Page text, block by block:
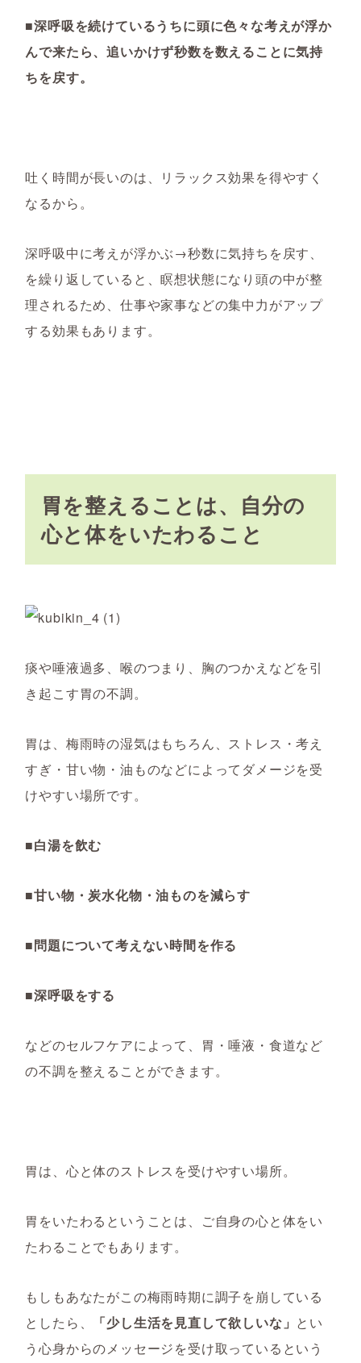
■深呼吸を続けているうちに頭に色々な考えが浮か
んで来たら、追いかけず秒数を数えることに気持
ちを戻す。
吐く時間が長いのは、リラックス効果を得やすく
なるから。
深呼吸中に考えが浮かぶ→秒数に気持ちを戻す、
を繰り返していると、瞑想状態になり頭の中が整
理されるため、仕事や家事などの集中力がアップ
する効果もあります。
胃を整えることは、自分の
心と体をいたわること
痰や唾液過多、喉のつまり、胸のつかえなどを引
き起こす胃の不調。
胃は、梅雨時の湿気はもちろん、ストレス・考え
すぎ・甘い物・油ものなどによってダメージを受
けやすい場所です。
■白湯を飲む
■甘い物・炭水化物・油ものを減らす
■問題について考えない時間を作る
■深呼吸をする
などのセルフケアによって、胃・唾液・食道など
の不調を整えることができます。
胃は、心と体のストレスを受けやすい場所。
胃をいたわるということは、ご自身の心と体をい
たわることでもあります。
もしもあなたがこの梅雨時期に調子を崩している
としたら、
「少し生活を見直して欲しいな」 とい
う心身からのメッセージを受け取っているという